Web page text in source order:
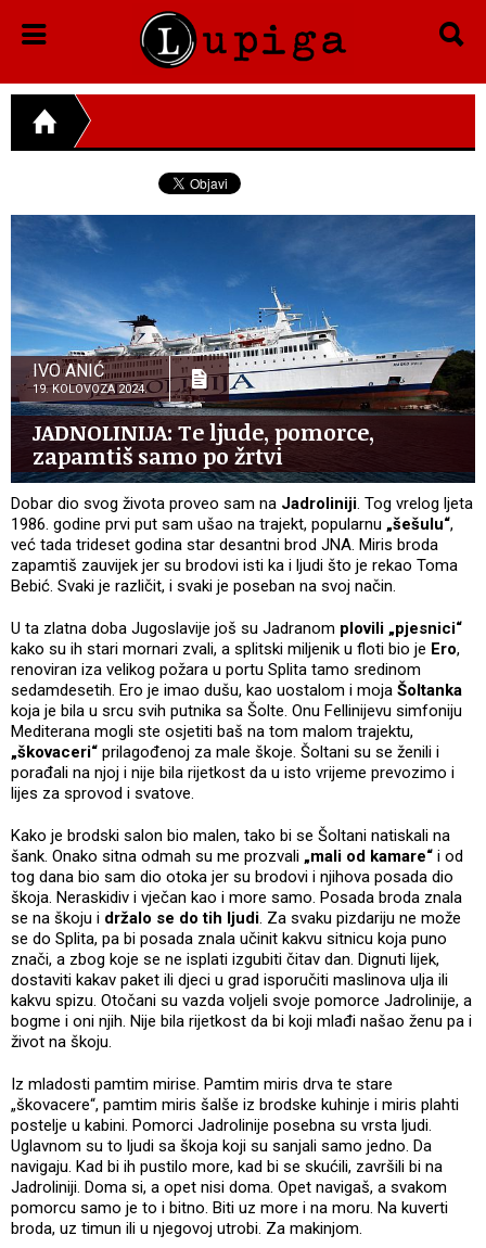
IVO ANIĆ
19. KOLOVOZA 2024.
JADNOLINIJA: Te ljude, pomorce,
zapamtiš samo po žrtvi
Dobar dio svog života proveo sam na Jadroliniji. Tog vrelog ljeta
1986. godine prvi put sam ušao na trajekt, popularnu „šešulu“,
već tada trideset godina star desantni brod JNA. Miris broda
zapamtiš zauvijek jer su brodovi isti ka i ljudi što je rekao Toma
Bebić. Svaki je različit, i svaki je poseban na svoj način.
U ta zlatna doba Jugoslavije još su Jadranom plovili „pjesnici“
kako su ih stari mornari zvali, a splitski miljenik u floti bio je Ero,
renoviran iza velikog požara u portu Splita tamo sredinom
sedamdesetih. Ero je imao dušu, kao uostalom i moja Šoltanka
koja je bila u srcu svih putnika sa Šolte. Onu Fellinijevu simfoniju
Mediterana mogli ste osjetiti baš na tom malom trajektu,
„škovaceri“ prilagođenoj za male škoje. Šoltani su se ženili i
porađali na njoj i nije bila rijetkost da u isto vrijeme prevozimo i
lijes za sprovod i svatove.
Kako je brodski salon bio malen, tako bi se Šoltani natiskali na
šank. Onako sitna odmah su me prozvali „mali od kamare“ i od
tog dana bio sam dio otoka jer su brodovi i njihova posada dio
škoja. Neraskidiv i vječan kao i more samo. Posada broda znala
se na škoju i držalo se do tih ljudi. Za svaku pizdariju ne može
se do Splita, pa bi posada znala učinit kakvu sitnicu koja puno
znači, a zbog koje se ne isplati izgubiti čitav dan. Dignuti lijek,
dostaviti kakav paket ili djeci u grad isporučiti maslinova ulja ili
kakvu spizu. Otočani su vazda voljeli svoje pomorce Jadrolinije, a
bogme i oni njih. Nije bila rijetkost da bi koji mlađi našao ženu pa i
život na škoju.
Iz mladosti pamtim mirise. Pamtim miris drva te stare
„škovacere“, pamtim miris šalše iz brodske kuhinje i miris plahti
postelje u kabini. Pomorci Jadrolinije posebna su vrsta ljudi.
Uglavnom su to ljudi sa škoja koji su sanjali samo jedno. Da
navigaju. Kad bi ih pustilo more, kad bi se skućili, završili bi na
Jadroliniji. Doma si, a opet nisi doma. Opet navigaš, a svakom
pomorcu samo je to i bitno. Biti uz more i na moru. Na kuverti
broda, uz timun ili u njegovoj utrobi. Za makinjom.